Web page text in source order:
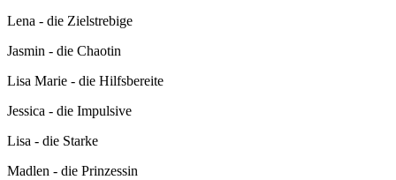
Lena - die Zielstrebige
Jasmin - die Chaotin
Lisa Marie - die Hilfsbereite
Jessica - die Impulsive
Lisa - die Starke
Madlen - die Prinzessin